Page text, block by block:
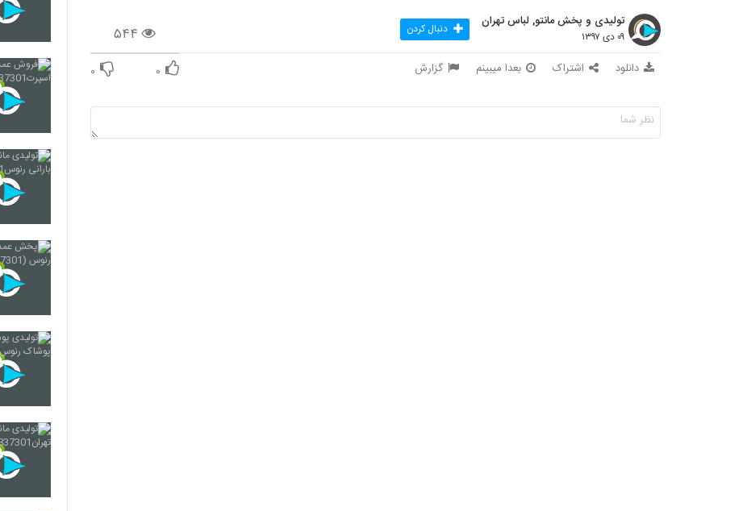
۵۴۴
تولیدی و پخش مانتو, لباس تهران
۰۹ دی ۱۳۹۷ دنبال کردن
دانلود اشتراک بعدا میبینم گزارش ۰ ۰